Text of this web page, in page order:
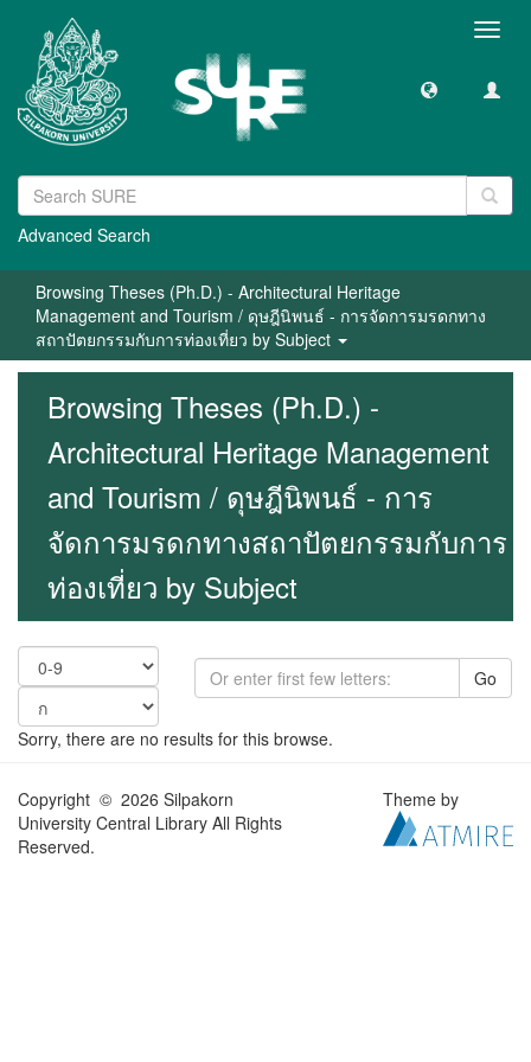
Advanced Search
Browsing Theses (Ph.D.) - Architectural Heritage
Management and Tourism / ดุษฎีนิพนธ์ - การจัดการมรดกทาง
สถาปัตยกรรมกับการท่องเที่ยว by Subject
Browsing Theses (Ph.D.) -
Architectural Heritage Management
and Tourism / ดุษฎีนิพนธ์ - การ
จัดการมรดกทางสถาปัตยกรรมกับการ
ท่องเที่ยว by Subject
Go
Sorry, there are no results for this browse.
Copyright © 2026 Silpakorn
University Central Library All Rights
Reserved.
Theme by